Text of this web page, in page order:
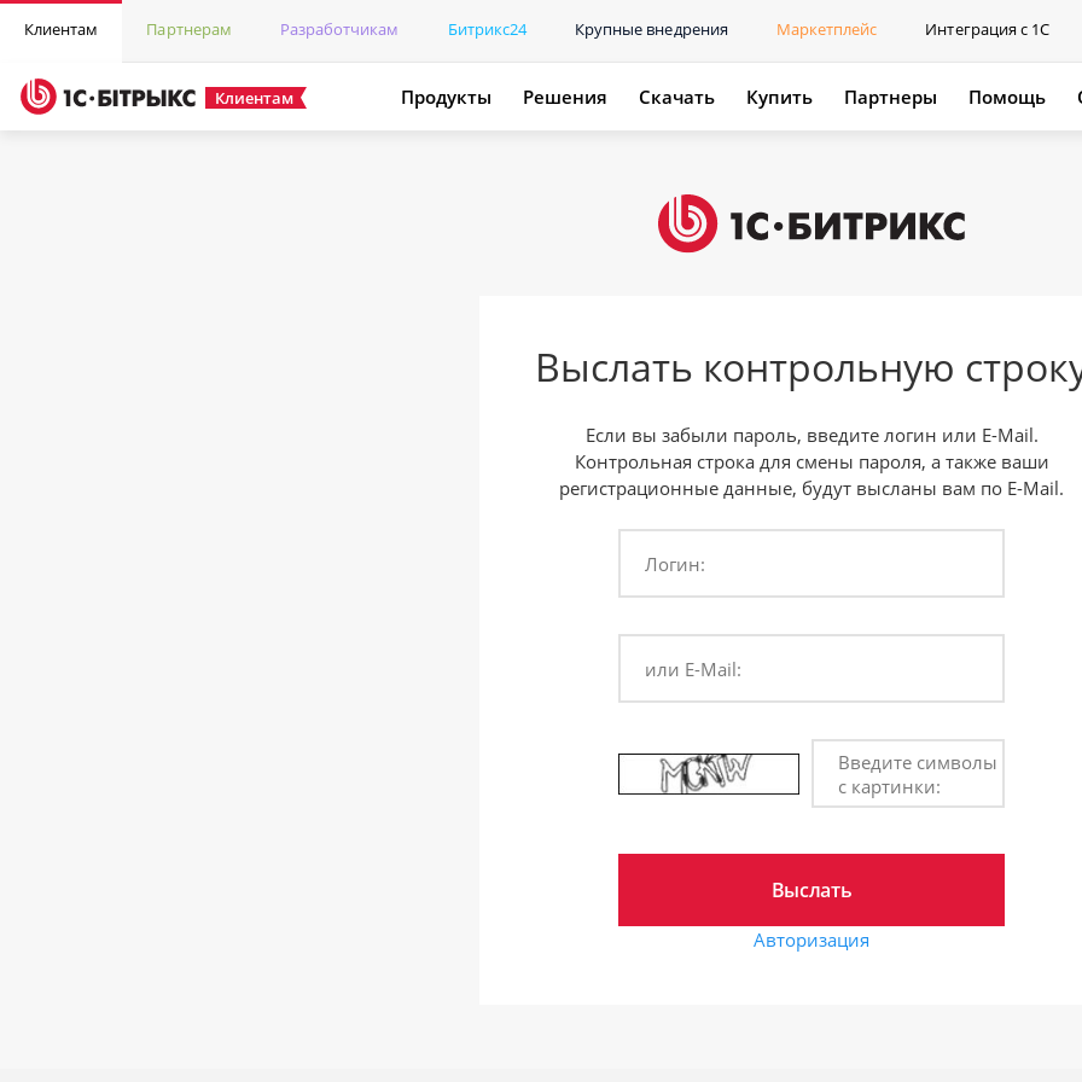
Клиентам Партнерам Разработчикам Битрикс24 Крупные внедрения Маркетплейс Интеграция с 1С
Клиентам Продукты Решения Скачать Купить Партнеры Помощь
Выслать контрольную
Если вы забыли пароль, введите логин или E-Mail.
Контрольная строка для смены пароля, а также ваши
регистрационные данные, будут высланы вам по E-Mail.
Логин:
или E-Mail:
Введите символы
с картинки:
Авторизация